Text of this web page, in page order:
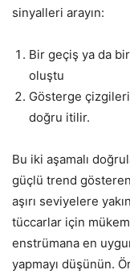
sinyalleri arayın:
Bir geçiş ya da bir
oluştu
Gösterge
doğru itilir.
Bu iki aşamalı
güçlü trend
aşırı seviyelere
tüccarlar için
enstrümana en
yapmayı düşünün.